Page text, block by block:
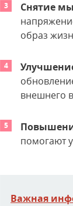
Снятие
образ
внешнего
помогают
Важная